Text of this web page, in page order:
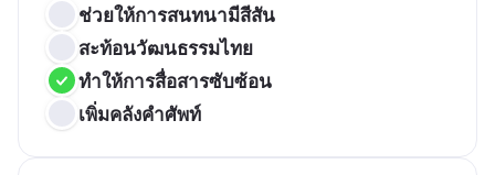
ช่วยให้การสนทนามีสีสัน
สะท้อนวัฒนธรรมไทย
ทำให้การสื่อสารซับซ้อน
เพิ่มคลังคำศัพท์